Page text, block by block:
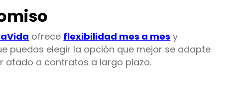
ofrece flexibilidad mes a mes y
puedas elegir la opción que mejor se adapte
atado a contratos a largo plazo.